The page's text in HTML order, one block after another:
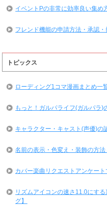
イベントPの非常に効率良い集め
フレンド機能の申請方法・承認
トピックス
ローディング1コマ漫画まとめ一
もっと！ガルパライフ(ガルパラ)
キャラクター・キャスト(声優)の
名前の表示・色変え・装飾の方法
カバー楽曲リクエストアンケー
リズムアイコンの速さ11.0にす
グ】